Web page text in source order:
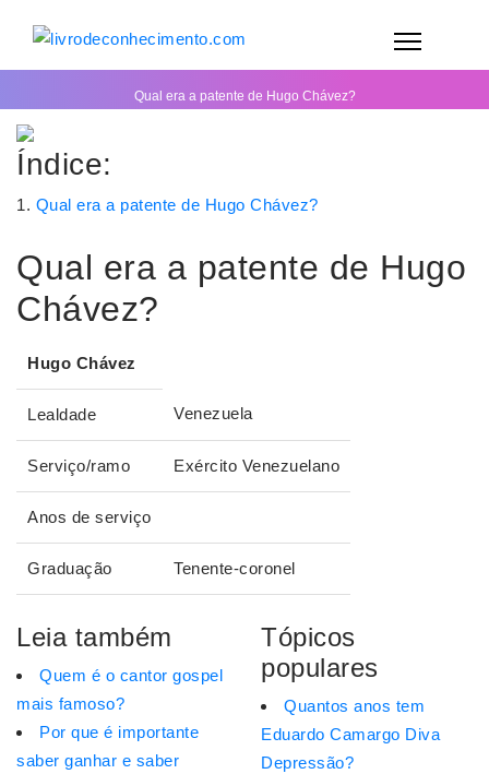
Qual era a patente de Hugo Chávez?
Índice:
Qual era a patente de Hugo Chávez?
Qual era a patente de Hugo
Chávez?
Hugo Chávez
Lealdade Venezuela
Serviço/ramo Exército Venezuelano
Anos de serviço
Graduação Tenente-coronel
Leia também
Quem é o cantor gospel
mais famoso?
Por que é importante
saber ganhar e saber
Tópicos
populares
Quantos anos tem
Eduardo Camargo Diva
Depressão?